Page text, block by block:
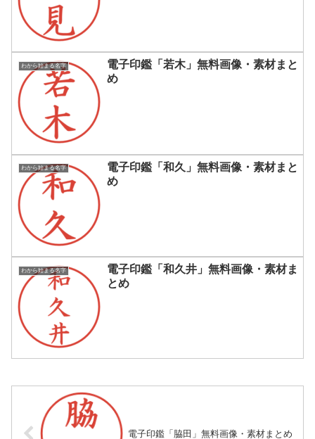
わから始まる名字
電子印鑑「若木」無料画像・素材まと
め
わから始まる名字
電子印鑑「和久」無料画像・素材まと
め
わから始まる名字
電子印鑑「和久井」無料画像・素材ま
とめ
電子印鑑「脇田」無料画像・素材まとめ